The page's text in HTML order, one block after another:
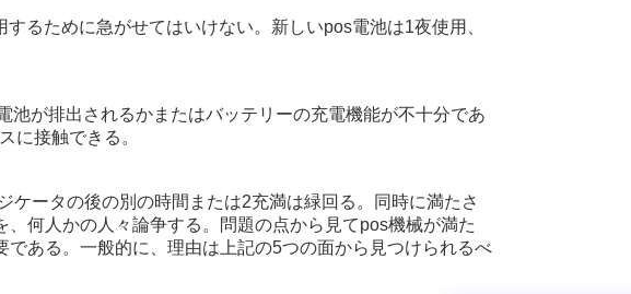
るために急がせてはいけない。新しいpos電池は1夜使用、
が排出されるかまたはバッテリーの充電機能が不十分であ
に接触できる。
ータの後の別の時間または2充満は緑回る。同時に満たさ
何人かの人々論争する。問題の点から見てpos機械が満た
ある。一般的に、理由は上記の5つの面から見つけられるべ